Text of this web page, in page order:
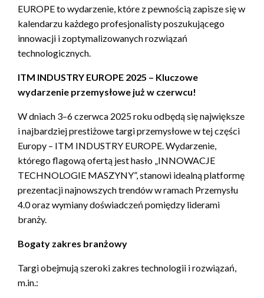
EUROPE to wydarzenie, które z pewnością zapisze się w
kalendarzu każdego profesjonalisty poszukującego
innowacji i zoptymalizowanych rozwiązań
technologicznych.
ITM INDUSTRY EUROPE 2025 – Kluczowe
wydarzenie przemysłowe już w czerwcu!
W dniach 3–6 czerwca 2025 roku odbędą się największe
i najbardziej prestiżowe targi przemysłowe w tej części
Europy – ITM INDUSTRY EUROPE. Wydarzenie,
którego flagową ofertą jest hasło „INNOWACJE
TECHNOLOGIE MASZYNY”, stanowi idealną platformę
prezentacji najnowszych trendów w ramach Przemysłu
4.0 oraz wymiany doświadczeń pomiędzy liderami
branży.
Bogaty zakres branżowy
Targi obejmują szeroki zakres technologii i rozwiązań,
m.in.: